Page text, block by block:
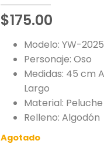
$175.00
Modelo: YW-
Personaje: Oso
Medidas: 45 cm
Largo
Material: Peluche
Relleno: Algodón
Agotado